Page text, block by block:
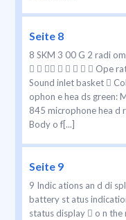
Seite 8
8 SKM 3 00 G 2 radi
        Ope
Sound inlet basket 
ophon e hea ds green:
845 microphone hea d
Body o f[...]
Seite 9
9 Indic ations an d di
battery st atus
status display  o n